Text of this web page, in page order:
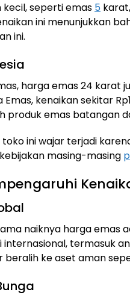
kecil, seperti emas 5
ini menunjukkan
ini.
harga emas 24 karat
Emas, kenaikan sekitar
produk emas batangan
ini wajar terjadi
masing-masing
naiknya harga emas
termasuk
beralih ke aset aman